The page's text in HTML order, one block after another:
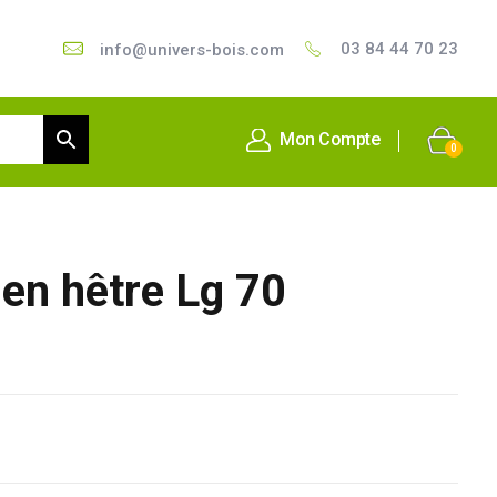
info@univers-bois.com 03 84 44 70 23
Mon Compte 0
hêtre Lg 70